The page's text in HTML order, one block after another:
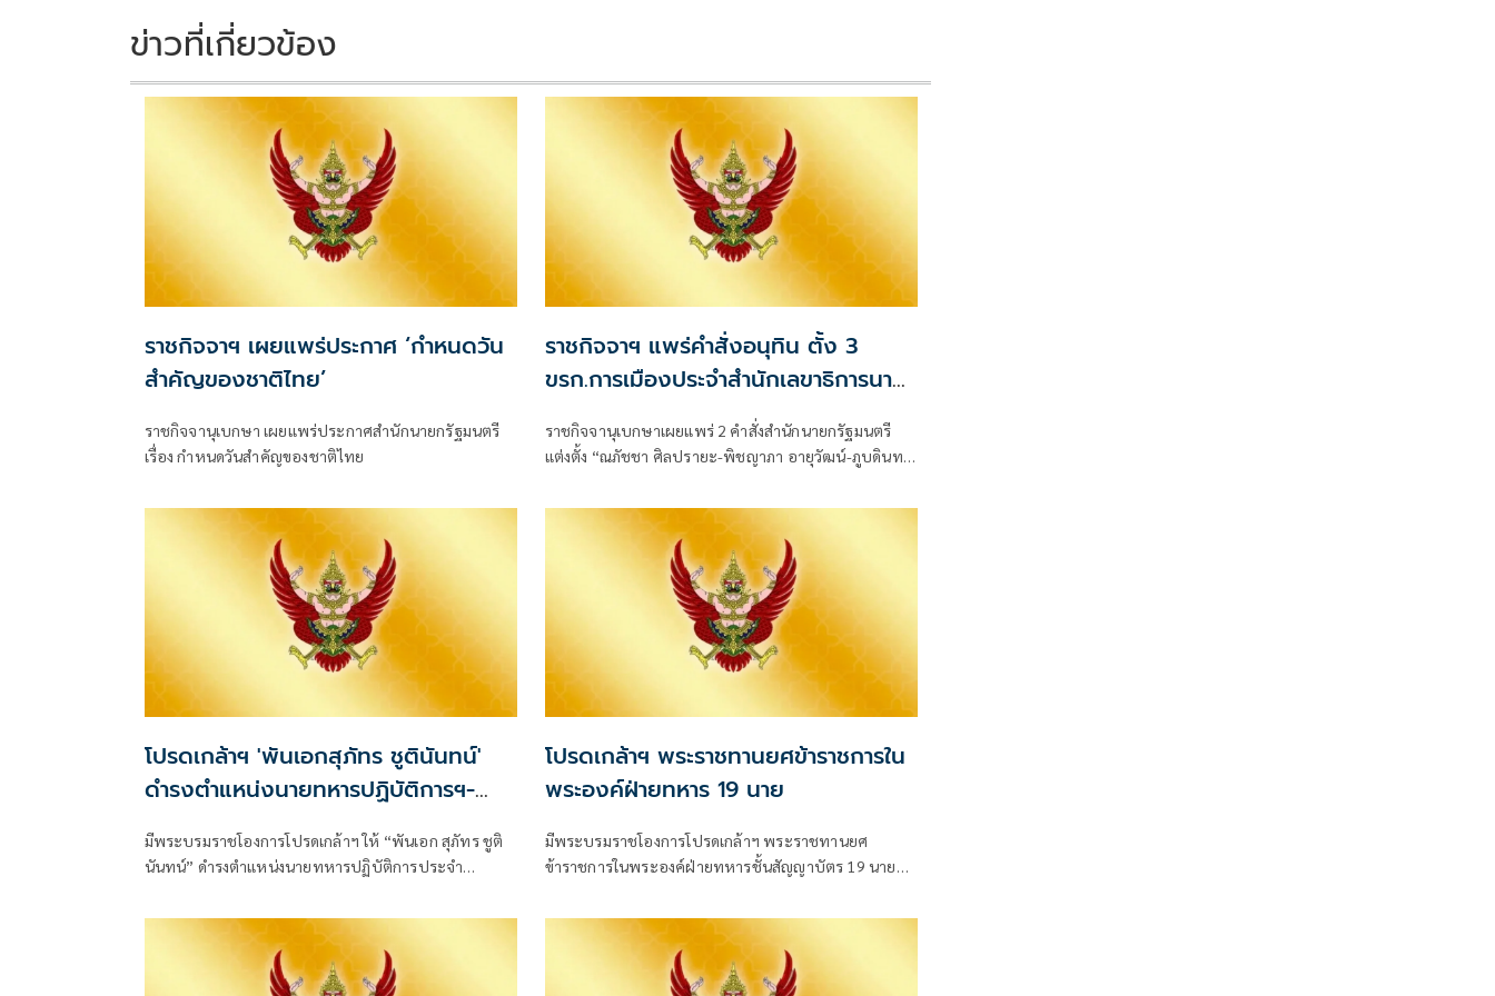
k k
ข่าวที่เกี่ยวข้อง
ราชกิจจาฯ เผยแพร่ประกาศ ‘กำหนดวัน
สำคัญของชาติไทย’
ราชกิจจานุเบกษา เผยแพร่ประกาศสำนักนายกรัฐมนตรี
เรื่อง กำหนดวันสำคัญของชาติไทย
ราชกิจจาฯ แพร่คำสั่งอนุทิน ตั้ง 3
ขรก.การเมืองประจำสำนักเลขาธิการนา
ราชกิจจานุเบกษาเผยแพร่ 2 คำสั่งสำนักนายกรัฐมนตรี
แต่งตั้ง “ณภัชชา ศิลปรายะ-พิชญาภา อายุวัฒน์-ภูบดินทร์
เลขาธิการนายกรัฐมนตรี มีผลตั้งแต่ 27 ก
โปรดเกล้าฯ 'พันเอกสุภัทร ชูตินันทน์'
ดำรงตำแหน่งนายทหารปฏิบัติการฯ-
มีพระบรมราชโองการโปรดเกล้าฯ ให้ “พันเอก สุภัทร ชูติ
นันทน์” ดำรงตำแหน่งนายทหารปฏิบัติการประจำ
โปรดเกล้าฯ พระราชทานยศข้าราชการใน
พระองค์ฝ่ายทหาร 19 นาย
มีพระบรมราชโองการโปรดเกล้าฯ พระราชทานยศ
ข้าราชการในพระองค์ฝ่ายทหารชั้นสัญญาบัตร 19 นาย